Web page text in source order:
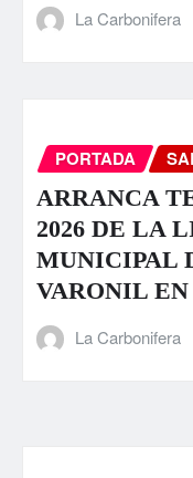
La Carbonifera
PORTADA
ARRANCA
2026 DE LA
MUNICIPAL
VARONIL
La Carbonifera